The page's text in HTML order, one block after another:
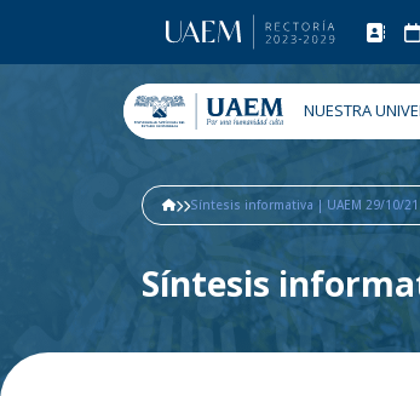
NUESTRA
Síntesis informativa | UAEM 29/10/21
Síntesis